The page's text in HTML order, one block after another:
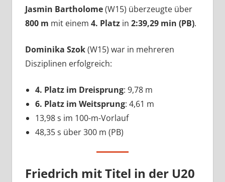
Jasmin Bartholome(W15) überzeugte über
800 m mit einem 4. Platzin 2:39,29 min (PB).
Dominika Szok(W15) war in mehreren
Disziplinen erfolgreich:
4. Platz im Dreisprung: 9,78 m
6. Platz im Weitsprung: 4,61 m
13,98 s im 100-m-Vorlauf
48,35 s über 300 m (PB)
Friedrich mit Titel in der U20